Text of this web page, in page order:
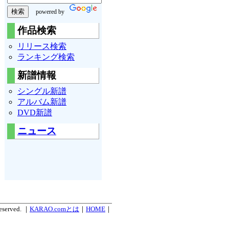
powered by
作品検索
リリース検索
ランキング検索
新譜情報
シングル新譜
アルバム新譜
DVD新譜
ニュース
｜ KARAO.comとは HOME